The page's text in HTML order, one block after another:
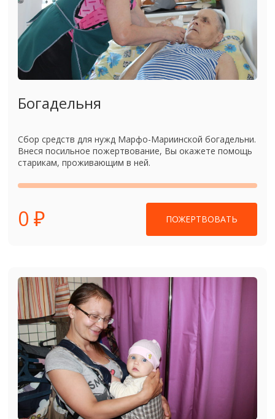
Богадельня
Сбор средств для нужд Марфо-Мариинской богадельни.
Внеся посильное пожертвование, Вы окажете помощь
старикам, проживающим в ней.
0 ₽ ПОЖЕРТВОВАТЬ